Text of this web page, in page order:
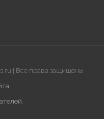
| Все права защищены